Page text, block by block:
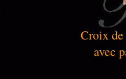
Croix
avec